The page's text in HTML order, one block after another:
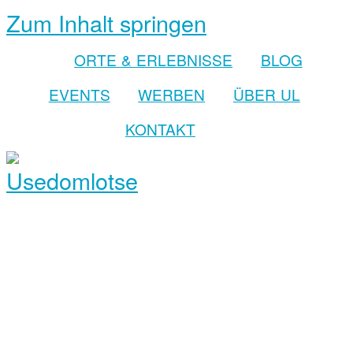
Zum Inhalt springen
ORTE & ERLEBNISSE
BLOG
EVENTS
WERBEN
ÜBER UL
KONTAKT